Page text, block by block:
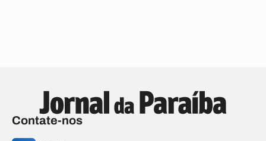
Contate-nos